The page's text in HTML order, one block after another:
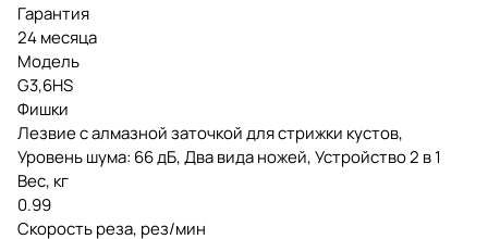
Гарантия
24 месяца
Модель
G3,6HS
Фишки
Лезвие с алмазной заточкой для стрижки кустов,
Уровень шума: 66 дБ, Два вида ножей, Устройство 2 в 1
Вес, кг
0.99
Скорость реза, рез/мин